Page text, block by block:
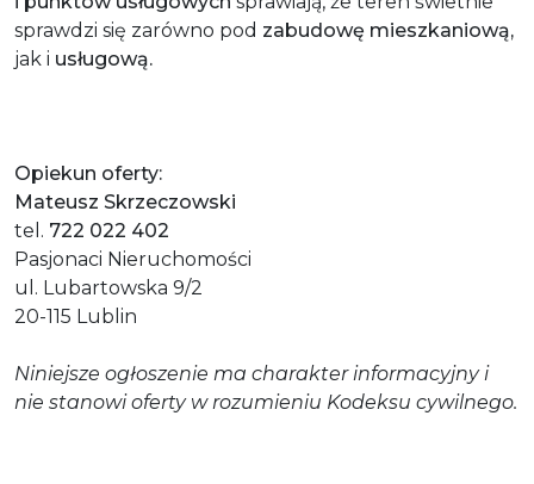
sprawdzi się zarówno pod zabudowę mieszkaniową,
jak i usługową.
Opiekun oferty:
Mateusz Skrzeczowski
tel. 722 022 402
Pasjonaci Nieruchomości
ul. Lubartowska 9/2
20-115 Lublin
Niniejsze ogłoszenie ma charakter informacyjny i
nie stanowi oferty w rozumieniu Kodeksu cywilnego.